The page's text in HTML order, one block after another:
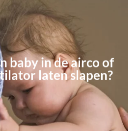
baby in de airco of
laten slapen?